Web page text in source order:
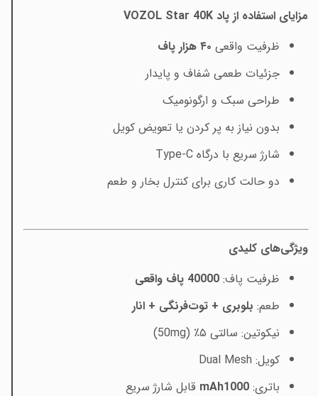
مزایای استفاده از پاد VOZOL Star 40K
ظرفیت واقعی ۴۰ هزار پاف
جزئیات طعمی شفاف و پایدار
طراحی سبک و ارگونومیک
بدون نیاز به پر کردن یا تعویض کویل
شارژ سریع با درگاه Type‑C
دو حالت کاری برای کنترل بخار و طعم
ویژگی‌های کلیدی
ظرفیت پاف: 40000 پاف واقعی
طعم: بلوبری + توت‌فرنگی + انار
نیکوتین: سالتی ۵٪ (50
mg)
کویل: Dual Mesh
باتری: 1000
mAh قابل شارژ سریع